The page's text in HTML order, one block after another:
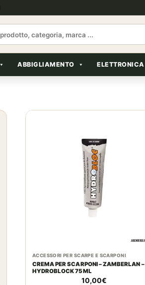
ABBIGLIAMENTO ELETTRONICA
ACCESSORI PER SCARPE E SCARPONI
CREMA PER SCARPONI – ZAMBERLAN –
HYDROBLOCK 75ML
10,00€